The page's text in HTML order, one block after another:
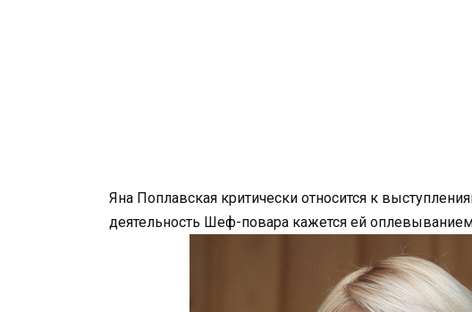
Яна Поплавская критически относится к
деятельность Шеф-повара кажется ей